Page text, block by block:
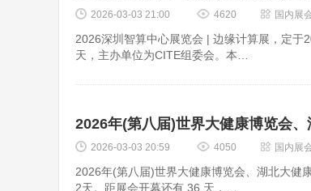
2026-03-03 21:00 4620 国内展
2026深圳智算中心展览会 | 边缘计算展，定
天，主办单位为CITE组委会。本…
2026年(第八届)世界大健康博览会
2026-03-03 20:59 4050 国内展
2026年(第八届)世界大健康博览会、湖北大健
2天。距展会开幕还有 36 天，…